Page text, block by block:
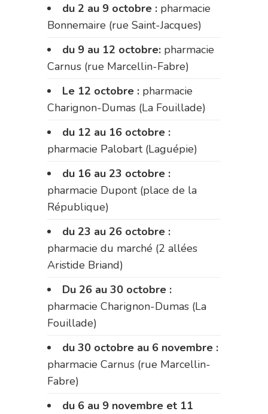
du 2 au 9 octobre : pharmacie
Bonnemaire (rue Saint-Jacques)
du 9 au 12 octobre: pharmacie
Carnus (rue Marcellin-Fabre)
Le 12 octobre : pharmacie
Charignon-Dumas (La Fouillade)
du 12 au 16 octobre :
pharmacie Palobart (Laguépie)
du 16 au 23 octobre :
pharmacie Dupont (place de la
République)
du 23 au 26 octobre :
pharmacie du marché (2 allées
Aristide Briand)
Du 26 au 30 octobre :
pharmacie Charignon-Dumas (La
Fouillade)
du 30 octobre au 6 novembre :
pharmacie Carnus (rue Marcellin-
Fabre)
du 6 au 9 novembre et 11